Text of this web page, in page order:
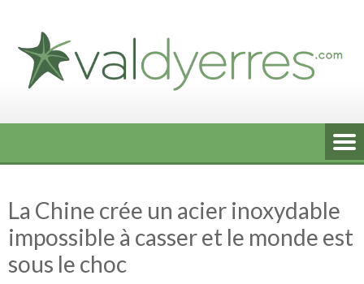
content
La Chine crée un acier inoxydable
impossible à casser et le monde est
sous le choc